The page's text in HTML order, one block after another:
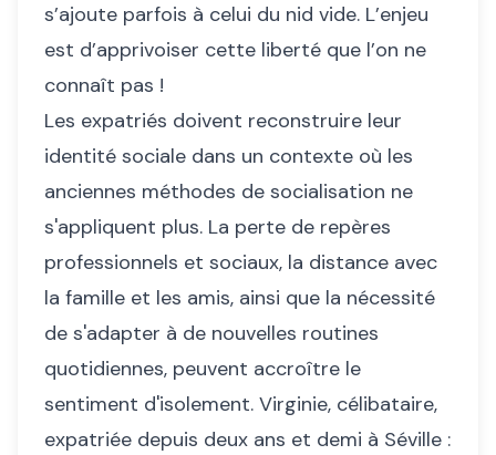
s’ajoute parfois à celui du nid vide. L’enjeu
est d’apprivoiser cette liberté que l’on ne
connaît pas !
Les expatriés doivent reconstruire leur
identité sociale dans un contexte où les
anciennes méthodes de socialisation ne
s'appliquent plus. La perte de repères
professionnels et sociaux, la distance avec
la famille et les amis, ainsi que la nécessité
de s'adapter à de nouvelles routines
quotidiennes, peuvent accroître le
sentiment d'isolement. Virginie, célibataire,
expatriée depuis deux ans et demi à Séville :